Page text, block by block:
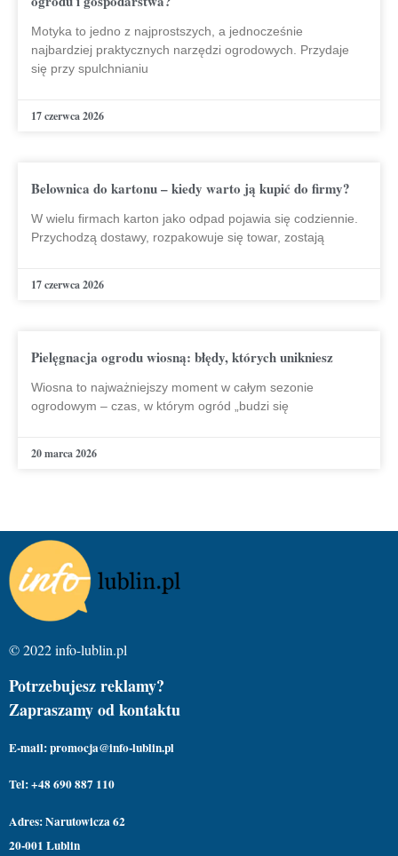
Motyka to jedno z najprostszych, a jednocześnie
najbardziej praktycznych narzędzi ogrodowych. Przydaje
się przy spulchnianiu
17 czerwca 2026
Belownica do kartonu – kiedy warto ją kupić do firmy?
W wielu firmach karton jako odpad pojawia się codziennie.
Przychodzą dostawy, rozpakowuje się towar, zostają
17 czerwca 2026
Pielęgnacja ogrodu wiosną: błędy, których unikniesz
Wiosna to najważniejszy moment w całym sezonie
ogrodowym – czas, w którym ogród „budzi się
20 marca 2026
© 2022 info-lublin.pl
Potrzebujesz reklamy?
Zapraszamy od kontaktu
E-mail: promocja@info-lublin.pl
Tel: +48 690 887 110
Adres: Narutowicza 62
20-001 Lublin